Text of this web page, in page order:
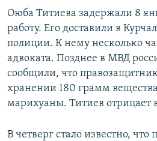
Все сайты RFE/RL
Оюба Титиева задержали 8
работу. Его доставили в
полиции. К нему несколько
адвоката. Позднее в МВД
сообщили, что
хранении 180 грамм
марихуаны. Титиев отрицает
В четверг стало известно,